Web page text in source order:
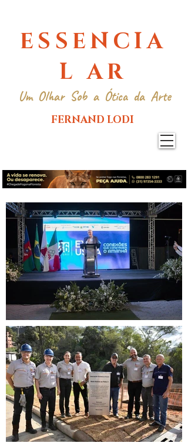
ESSENCIA
L AR
Um Olhar Sob a Ótica da Arte
FERNAND LODI